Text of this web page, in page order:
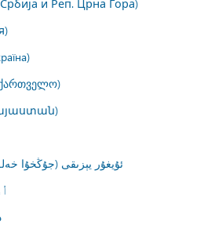
и Реп. Црна Гора)
ئۇيغۇر يېزىقى (جۇڭخۇا